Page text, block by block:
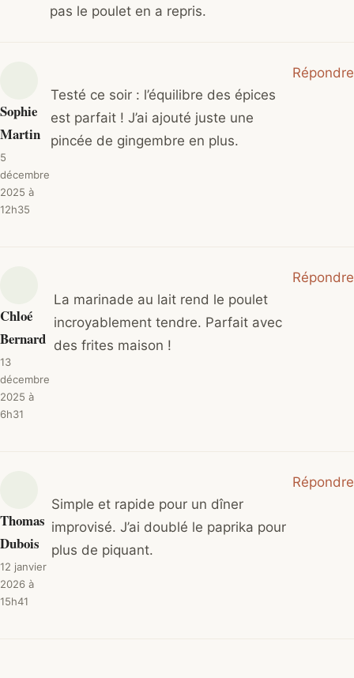
pas le poulet en a repris.
Sophie
Martin
5
décembre
2025 à
12h35
Testé ce soir : l’équilibre des épices
est parfait ! J’ai ajouté juste une
pincée de gingembre en plus.
Répondre
Chloé
Bernard
13
décembre
2025 à
6h31
La marinade au lait rend le poulet
incroyablement tendre. Parfait avec
des frites maison !
Répondre
Thomas
Dubois
12 janvier
2026 à
15h41
Simple et rapide pour un dîner
improvisé. J’ai doublé le paprika pour
plus de piquant.
Répondre